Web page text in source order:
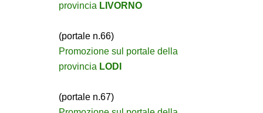
provincia LIVORNO
(portale n.66)
Promozione sul portale della
provincia LODI
(portale n.67)